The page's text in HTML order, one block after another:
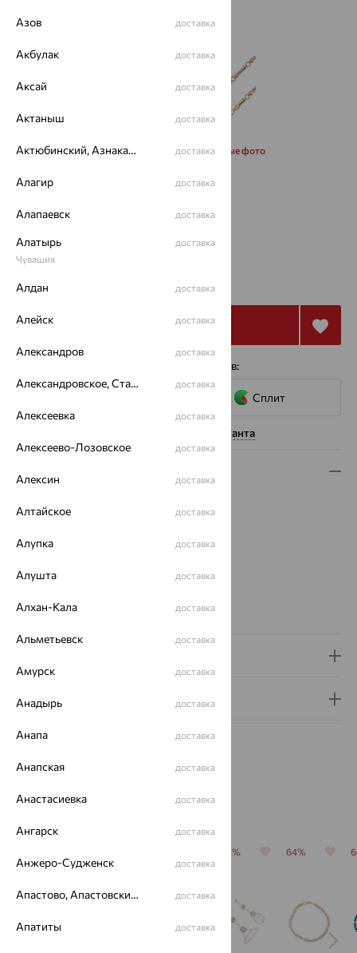
Запросить дополнительные фото
17
от 35 262 97 949₽
Купить
с помощью сервисов:
Сплит
Нужна помощь консультанта
Вес:3.58 — 3.61
Металл:
Проба:585
Виды дизайна браслетов:
Глидерные
Гарантия и возврат
Похожие изделия
70% 64%
Азов доставка
Акбулак доставка
Аксай доставка
Актаныш доставка
Актюбинский, Азнакаевский район доставка
Алагир доставка
Алапаевск доставка
Алатырь
Чувашия
доставка
Алдан доставка
Алейск доставка
Александров доставка
Александровское, Ставропольский край доставка
Алексеевка доставка
Алексеево-Лозовское доставка
Алексин доставка
Алтайское доставка
Алупка доставка
Алушта доставка
Алхан-Кала доставка
Альметьевск доставка
Амурск доставка
Анадырь доставка
Анапа доставка
Анапская доставка
Анастасиевка доставка
Ангарск доставка
Анжеро-Судженск доставка
Апастово, Апастовский район доставка
Апатиты доставка